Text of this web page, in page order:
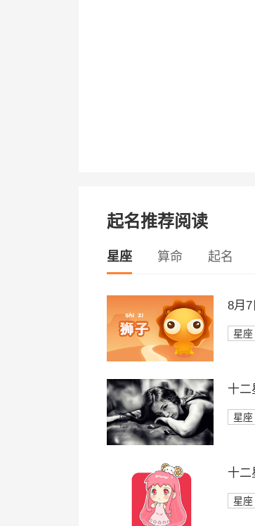
起名推荐阅读
星座 算命 起名
8月
星座
十二
星座
十二
星座